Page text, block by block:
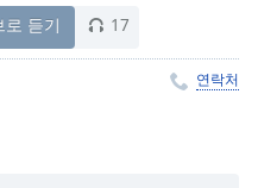
로 듣기 17
연락처